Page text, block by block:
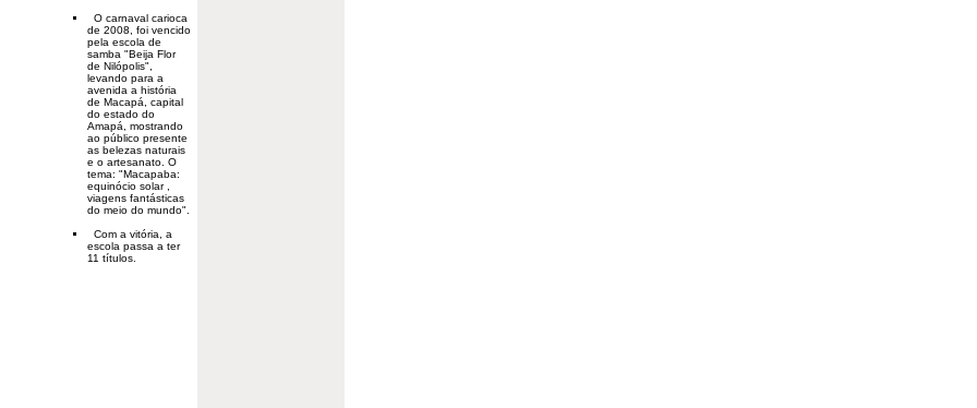
O carnaval carioca
de 2008, foi vencido
pela escola de
samba "Beija Flor
de Nilópolis",
levando para a
avenida a história
de Macapá, capital
do estado do
Amapá, mostrando
ao público presente
as belezas naturais
e o artesanato. O
tema: "Macapaba:
equinócio solar ,
viagens fantásticas
do meio do mundo".
Com a vitória, a
escola passa a ter
11 títulos.